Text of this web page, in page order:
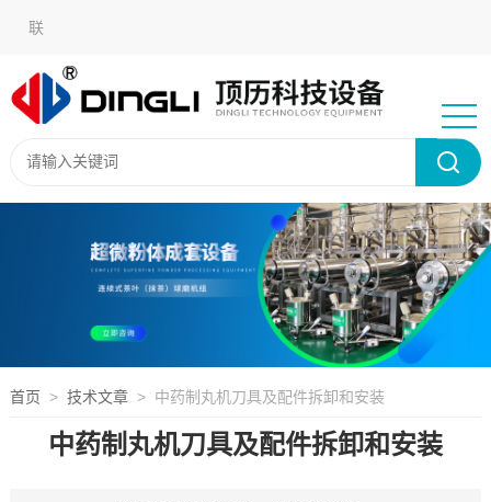
联
系 语言
首页 > 技术文章> 中药制丸机刀具及配件拆卸和安装
中药制丸机刀具及配件拆卸和安装